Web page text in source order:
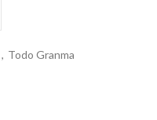
, Todo Granma